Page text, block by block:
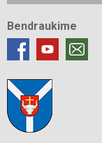
Bendraukime